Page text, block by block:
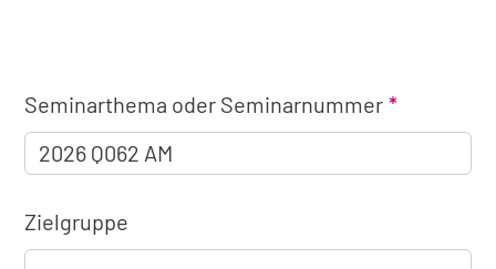
Angaben
zum
Seminar
Seminarthema oder Seminarnummer
Zielgruppe